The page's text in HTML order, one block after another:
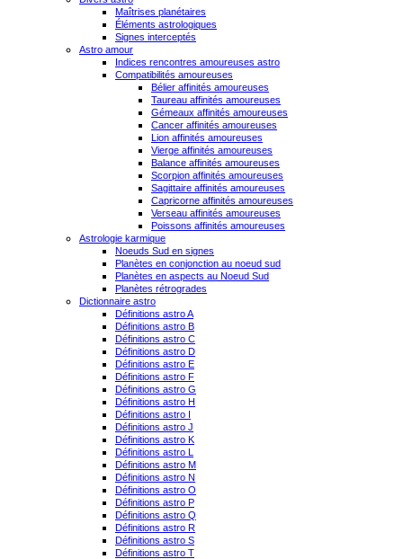
Maîtrises planétaires
Éléments astrologiques
Signes interceptés
Astro amour
Indices rencontres amoureuses astro
Compatibilités amoureuses
Bélier affinités amoureuses
Taureau affinités amoureuses
Gémeaux affinités amoureuses
Cancer affinités amoureuses
Lion affinités amoureuses
Vierge affinités amoureuses
Balance affinités amoureuses
Scorpion affinités amoureuses
Sagittaire affinités amoureuses
Capricorne affinités amoureuses
Verseau affinités amoureuses
Poissons affinités amoureuses
Astrologie karmique
Noeuds Sud en signes
Planètes en conjonction au noeud sud
Planètes en aspects au Noeud Sud
Planètes rétrogrades
Dictionnaire astro
Définitions astro A
Définitions astro B
Définitions astro C
Définitions astro D
Définitions astro E
Définitions astro F
Définitions astro G
Définitions astro H
Définitions astro I
Définitions astro J
Définitions astro K
Définitions astro L
Définitions astro M
Définitions astro N
Définitions astro O
Définitions astro P
Définitions astro Q
Définitions astro R
Définitions astro S
Définitions astro T